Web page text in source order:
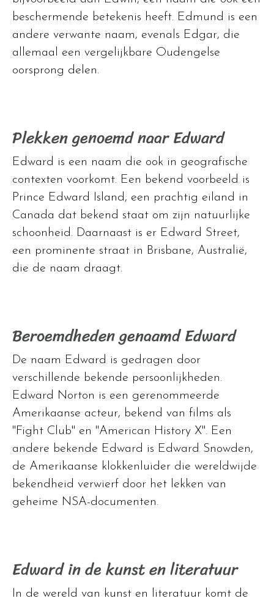
beschermende betekenis heeft. Edmund is een
andere verwante naam, evenals Edgar, die
allemaal een vergelijkbare Oudengelse
oorsprong delen.
Plekken genoemd naar Edward
Edward is een naam die ook in geografische
contexten voorkomt. Een bekend voorbeeld is
Prince Edward Island, een prachtig eiland in
Canada dat bekend staat om zijn natuurlijke
schoonheid. Daarnaast is er Edward Street,
een prominente straat in Brisbane, Australië,
die de naam draagt.
Beroemdheden genaamd Edward
De naam Edward is gedragen door
verschillende bekende persoonlijkheden.
Edward Norton is een gerenommeerde
Amerikaanse acteur, bekend van films als
"Fight Club" en "American History X". Een
andere bekende Edward is Edward Snowden,
de Amerikaanse klokkenluider die wereldwijde
bekendheid verwierf door het lekken van
geheime NSA-documenten.
Edward in de kunst en literatuur
In de wereld van kunst en literatuur komt de